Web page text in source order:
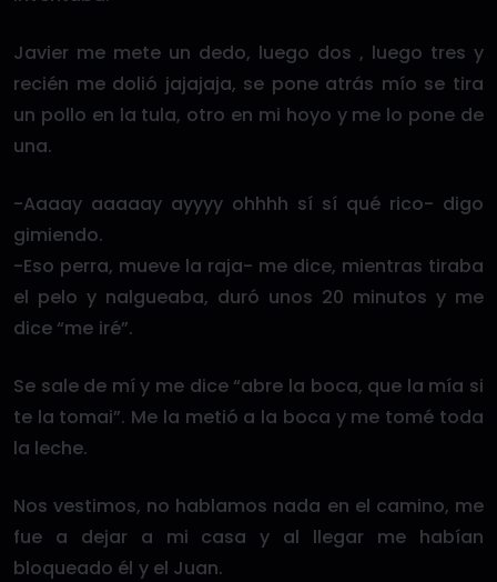
Javier me mete un dedo, luego dos , luego tres y
recién me dolió jajajaja, se pone atrás mío se tira
un pollo en la tula, otro en mi hoyo y me lo pone de
una.
-Aaaay aaaaay ayyyy ohhhh sí sí qué rico- digo
gimiendo.
-Eso perra, mueve la raja- me dice, mientras tiraba
el pelo y nalgueaba, duró unos 20 minutos y me
dice “me iré”.
Se sale de mí y me dice “abre la boca, que la mía si
te la tomai”. Me la metió a la boca y me tomé toda
la leche.
Nos vestimos, no hablamos nada en el camino, me
fue a dejar a mi casa y al llegar me habían
bloqueado él y el Juan.